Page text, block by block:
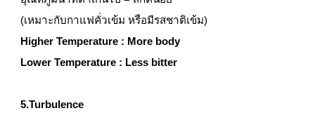
(เหมาะกับกาแฟคั่วเข้ม หรือมีรสชาติเข้ม)
Higher Temperature : More body
Lower Temperature : Less bitter
5.Turbulence